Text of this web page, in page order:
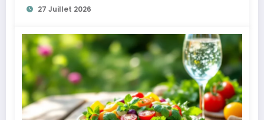
27 Juillet 2026